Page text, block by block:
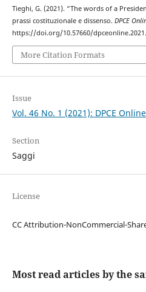
Tieghi, G. (2021). “The words of a
prassi costituzionale e dissenso. DPCE
https://doi.org/10.57660/
More Citation Formats
Issue
Vol. 46 No. 1 (2021): DPCE
Section
Saggi
License
CC Attribution-NonCommercial-
Most read articles by the